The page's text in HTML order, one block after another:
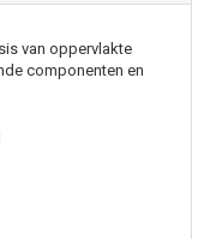
van oppervlakte
componenten en